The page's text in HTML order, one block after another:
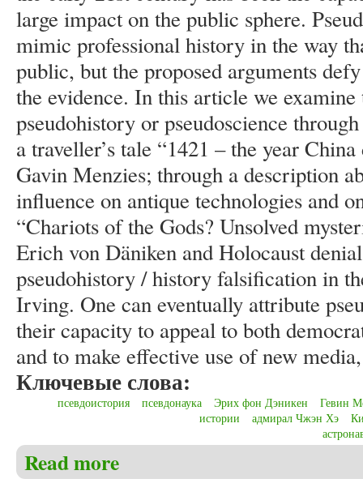
large impact on the public sphere.
mimic professional history in the way
public, but the proposed arguments
the evidence. In this article we
pseudohistory or pseudoscience
a traveller’s tale “1421 – the year
Gavin Menzies; through a description
influence on antique technologies and
“Chariots of the Gods? Unsolved
Erich von Däniken and Holocaust
pseudohistory / history falsification in
Irving. One can eventually attribute
their capacity to appeal to both
and to make effective use of new
Ключевые слова:
псевдоистория псевдонаука Эрих фон Дэникен
Гевин
истории
адмирал Чжэн Хэ
Read more